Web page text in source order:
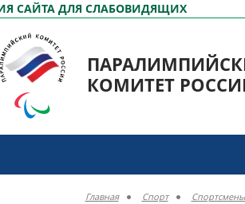
САЙТА ДЛЯ СЛАБОВИДЯЩИХ
КОМИТЕТ
Главная Спорт